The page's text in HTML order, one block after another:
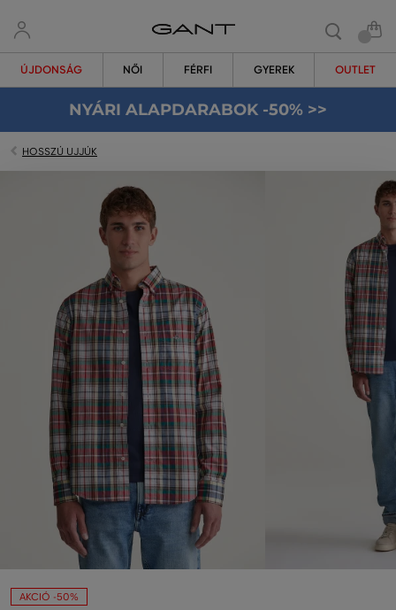
ÚJDONSÁG NŐI FÉRFI GYEREK OUTLET
NYÁRI ALAPDARABOK -50% >>
HOSSZÚ UJJÚK
AKCIÓ -50%